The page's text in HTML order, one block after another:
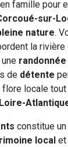
famille pour
sur-
nature.
la rivière
randonnée
de détente
locale
Loire-
constitue
local et